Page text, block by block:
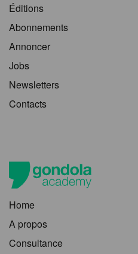
Éditions
Abonnements
Annoncer
Jobs
Newsletters
Contacts
Home
A propos
Consultance